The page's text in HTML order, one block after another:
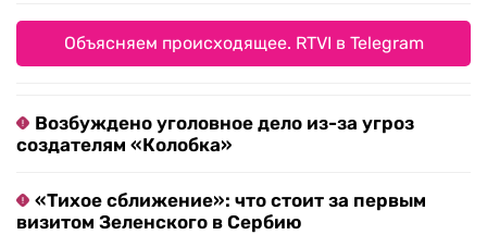
Объясняем происходящее. RTVI в Telegram
Возбуждено уголовное дело из-за угроз
создателям «Колобка»
«Тихое сближение»: что стоит за первым
визитом Зеленского в Сербию